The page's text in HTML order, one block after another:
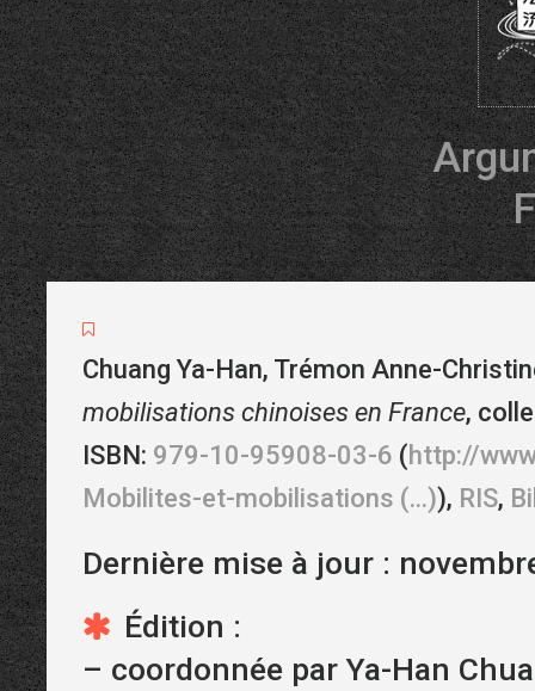
Chuang Ya-Han, Trémon Anne-
mobilisations chinoises en France,
ISBN: 979-10-95908-03-6 (http://
Mobilites-et-mobilisations (...)), RIS,
Dernière mise à jour :
Édition :
– coordonnée par Ya-Han